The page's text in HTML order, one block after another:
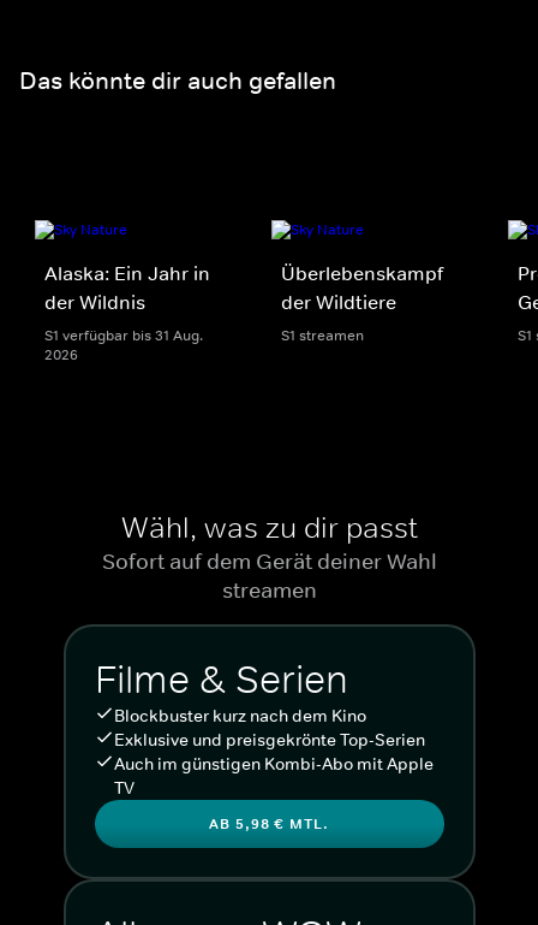
Das könnte dir auch gefallen
Alaska: Ein Jahr in
der Wildnis
S1 verfügbar bis 31 Aug.
2026
Überlebenskampf
der Wildtiere
S1 streamen
Wähl, was zu dir passt
Sofort auf dem Gerät deiner Wahl
streamen
Filme & Serien
Blockbuster kurz nach dem Kino
Exklusive und preisgekrönte Top-Serien
Auch im günstigen Kombi-Abo mit Apple
TV
AB 5,98 € MTL.